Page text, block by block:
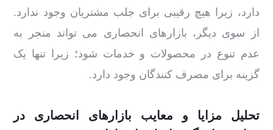
دارد، زیرا هیچ رقیبی برای جلب مشتریان وجود ندارد.
از سوی دیگر، بازارهای انحصاری می تواند منجر به
عدم تنوع در محصولات و خدمات شود؛ زیرا تنها یک
گزینه برای مصرف کنندگان وجود دارد.
تحلیل مزایا و معایب بازارهای انحصاری در